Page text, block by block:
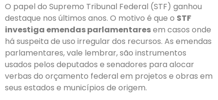
O papel do Supremo Tribunal Federal (STF) ganhou
destaque nos últimos anos. O motivo é que o STF
investiga emendas parlamentaresem casos onde
há suspeita de uso irregular dos recursos. As emendas
parlamentares, vale lembrar, são instrumentos
usados pelos deputados e senadores para alocar
verbas do orçamento federal em projetos e obras em
seus estados e municípios de origem.